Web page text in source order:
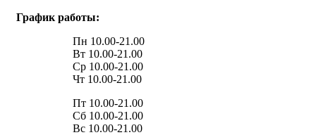
График работы:
Пн 10.00-21.00
Вт 10.00-21.00
Ср 10.00-21.00
Чт 10.00-21.00
Пт 10.00-21.00
Сб 10.00-21.00
Вс 10.00-21.00